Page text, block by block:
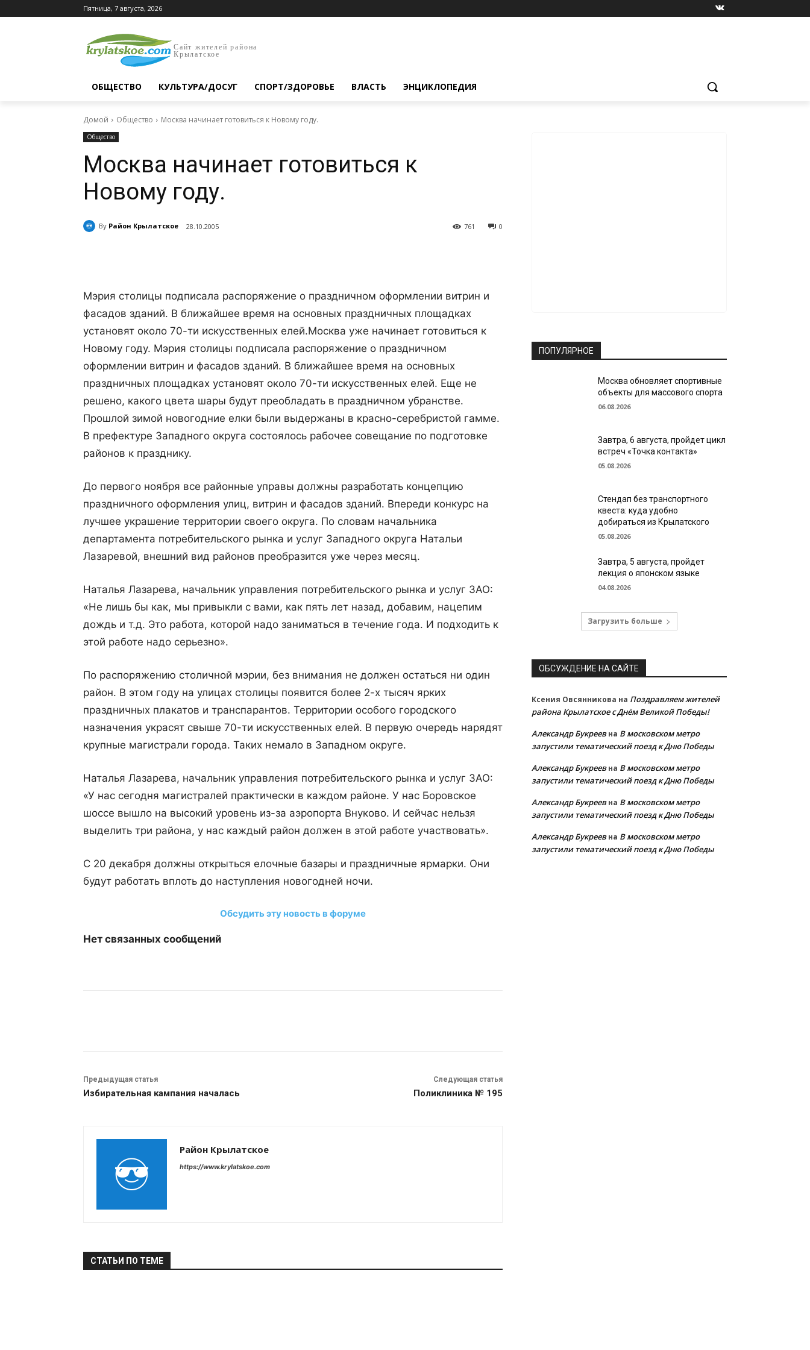
Пятница, 7 августа, 2026
Сайт жителей района
Крылатское
ОБЩЕСТВО КУЛЬТУРА/ДОСУГ СПОРТ/ЗДОРОВЬЕ ВЛАСТЬ ЭНЦИКЛОПЕДИЯ
Домой Общество Москва начинает готовиться к Новому году.
Общество
Москва начинает готовиться к
Новому году.
By Район Крылатское 28.10.2005 0
761
Мэрия столицы подписала распоряжение о праздничном оформлении витрин и
фасадов зданий. В ближайшее время на основных праздничных площадках
установят около 70-ти искусственных елей.Москва уже начинает готовиться к
Новому году. Мэрия столицы подписала распоряжение о праздничном
оформлении витрин и фасадов зданий. В ближайшее время на основных
праздничных площадках установят около 70-ти искусственных елей. Еще не
решено, какого цвета шары будут преобладать в праздничном убранстве.
Прошлой зимой новогодние елки были выдержаны в красно-серебристой гамме.
В префектуре Западного округа состоялось рабочее совещание по подготовке
районов к празднику.
До первого ноября все районные управы должны разработать концепцию
праздничного оформления улиц, витрин и фасадов зданий. Впереди конкурс на
лучшее украшение территории своего округа. По словам начальника
департамента потребительского рынка и услуг Западного округа Натальи
Лазаревой, внешний вид районов преобразится уже через месяц.
Наталья Лазарева, начальник управления потребительского рынка и услуг ЗАО:
«Не лишь бы как, мы привыкли с вами, как пять лет назад, добавим, нацепим
дождь и т.д. Это работа, которой надо заниматься в течение года. И подходить к
этой работе надо серьезно».
По распоряжению столичной мэрии, без внимания не должен остаться ни один
район. В этом году на улицах столицы появится более 2-х тысяч ярких
праздничных плакатов и транспарантов. Территории особого городского
назначения украсят свыше 70-ти искусственных елей. В первую очередь нарядят
крупные магистрали города. Таких немало в Западном округе.
Наталья Лазарева, начальник управления потребительского рынка и услуг ЗАО:
«У нас сегодня магистралей практически в каждом районе. У нас Боровское
шоссе вышло на высокий уровень из-за аэропорта Внуково. И сейчас нельзя
выделить три района, у нас каждый район должен в этой работе участвовать».
С 20 декабря должны открыться елочные базары и праздничные ярмарки. Они
будут работать вплоть до наступления новогодней ночи.
Обсудить эту новость в форуме
Нет связанных сообщений
Предыдущая статья
Избирательная кампания началась
Следующая статья
Поликлиника № 195
Район Крылатское
https://www.krylatskoe.com
СТАТЬИ ПО ТЕМЕ
ПОПУЛЯРНОЕ
Москва обновляет спортивные
объекты для массового спорта
06.08.2026
Завтра, 6 августа, пройдет цикл
встреч «Точка контакта»
05.08.2026
Стендап без транспортного
квеста: куда удобно
добираться из Крылатского
05.08.2026
Завтра, 5 августа, пройдет
лекция о японском языке
04.08.2026
Загрузить больше
ОБСУЖДЕНИЕ НА САЙТЕ
Ксения Овсянникова на Поздравляем жителей
района Крылатское с Днём Великой Победы!
Александр Букреевна В московском метро
запустили тематический поезд к Дню Победы
Александр Букреевна В московском метро
запустили тематический поезд к Дню Победы
Александр Букреевна В московском метро
запустили тематический поезд к Дню Победы
Александр Букреевна В московском метро
запустили тематический поезд к Дню Победы